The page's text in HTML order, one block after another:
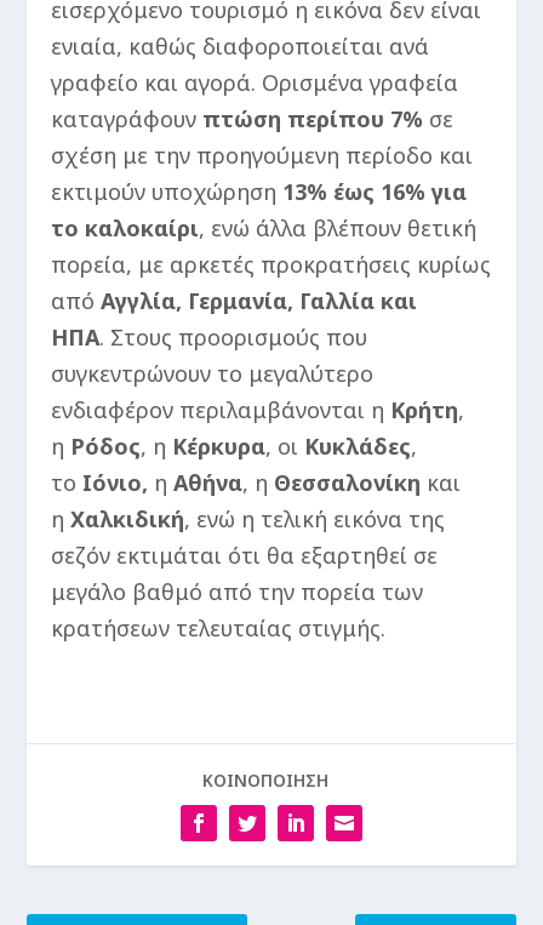
εισερχόμενο τουρισμό η εικόνα δεν είναι
ενιαία, καθώς διαφοροποιείται ανά
γραφείο και αγορά. Ορισμένα γραφεία
καταγράφουν πτώση περίπου 7% σε
σχέση με την προηγούμενη περίοδο και
εκτιμούν υποχώρηση 13% έως 16% για
το καλοκαίρι, ενώ άλλα βλέπουν θετική
πορεία, με αρκετές προκρατήσεις κυρίως
απόΑγγλία, Γερμανία, Γαλλία και
ΗΠΑ. Στους προορισμούς που
συγκεντρώνουν το μεγαλύτερο
ενδιαφέρον περιλαμβάνονται η Κρήτη,
η Ρόδος, η Κέρκυρα, οι Κυκλάδες,
το Ιόνιο, ηΑθήνα, η Θεσσαλονίκη και
ηΧαλκιδική, ενώ η τελική εικόνα της
σεζόν εκτιμάται ότι θα εξαρτηθεί σε
μεγάλο βαθμό από την πορεία των
κρατήσεων τελευταίας στιγμής.
ΚΟΙΝΟΠΟΙΗΣΗ